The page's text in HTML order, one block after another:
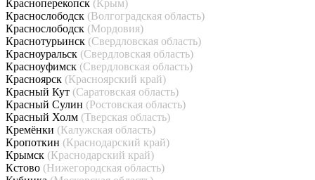
Красноперекопск (Крым)
Краснослободск (Волгоградская область)
Краснослободск (Мордовия)
Краснотурьинск (Свердловская область)
Красноуральск (Свердловская область)
Красноуфимск (Свердловская область)
Красноярск (Красноярский край)
Красный Кут (Саратовская область)
Красный Сулин (Ростовская область)
Красный Холм (Тверская область)
Кремёнки (Калужская область)
Кропоткин (Краснодарский край)
Крымск (Краснодарский край)
Кстово (Нижегородская область)